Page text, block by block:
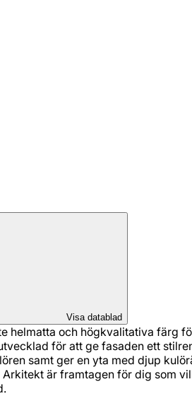
Visa datablad
helmatta och högkvalitativa färg
för att ge fasaden ett
samt ger en yta med djup
Arkitekt är framtagen för dig som